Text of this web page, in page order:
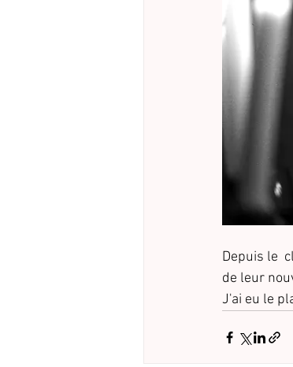
Depuis le
de leur
J'ai eu le